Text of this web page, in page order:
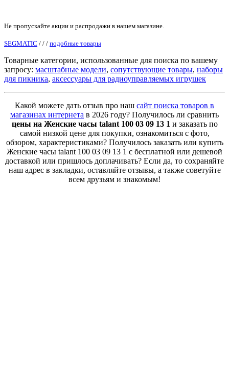
Не пропускайте акции и распродажи в нашем магазине.
SEGMATIC / / / подобные товары
Товарные категории, использованные для поиска по вашему
запросу: масштабные модели, сопутствующие товары, наборы
для пикника, аксессуары для радиоуправляемых игрушек
Какой можете дать отзыв про наш сайт поиска товаров в
магазинах интернета в 2026 году? Получилось ли сравнить
цены на Женские часы talant 100 03 09 13 1 и заказать по
самой низкой цене для покупки, ознакомиться с фото,
обзором, характеристиками? Получилось заказать или купить
Женские часы talant 100 03 09 13 1 с бесплатной или дешевой
доставкой или пришлось доплачивать? Если да, то сохраняйте
наш адрес в закладки, оставляйте отзывы, а также советуйте
всем друзьям и знакомым!